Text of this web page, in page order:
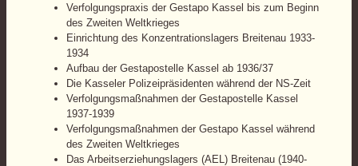
Verfolgungspraxis der Gestapo Kassel bis zum Beginn
des Zweiten Weltkrieges
Einrichtung des Konzentrationslagers Breitenau 1933-
1934
Aufbau der Gestapostelle Kassel ab 1936/37
Die Kasseler Polizeipräsidenten während der NS-Zeit
Verfolgungsmaßnahmen der Gestapostelle Kassel
1937-1939
Verfolgungsmaßnahmen der Gestapo Kassel während
des Zweiten Weltkrieges
Das Arbeitserziehungslagers (AEL) Breitenau (1940-